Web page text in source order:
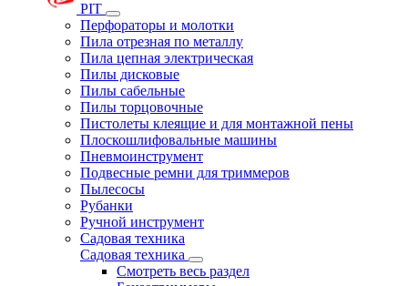
PIT
Перфораторы и молотки
Пила отрезная по металлу
Пила цепная электрическая
Пилы дисковые
Пилы сабельные
Пилы торцовочные
Пистолеты клеящие и для монтажной пены
Плоскошлифовальные машины
Пневмоинструмент
Подвесные ремни для триммеров
Пылесосы
Рубанки
Ручной инструмент
Садовая техника
Садовая техника
Смотреть весь раздел